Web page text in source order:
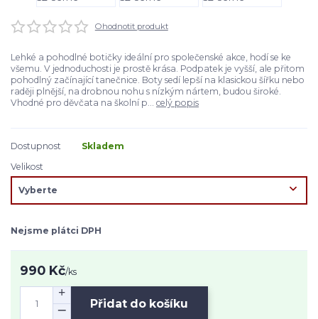
Ohodnotit produkt
Lehké a pohodlné botičky ideální pro společenské akce, hodí se ke
všemu. V jednoduchosti je prostě krása. Podpatek je vyšší, ale přitom
pohodlný začínající tanečnice. Boty sedí lepší na klasickou šířku nebo
raději plnější, na drobnou nohu s nízkým nártem, budou široké.
Vhodné pro děvčata na školní p... celý popis
Dostupnost
Skladem
Velikost
Nejsme plátci DPH
990 Kč/ks
Přidat do košíku